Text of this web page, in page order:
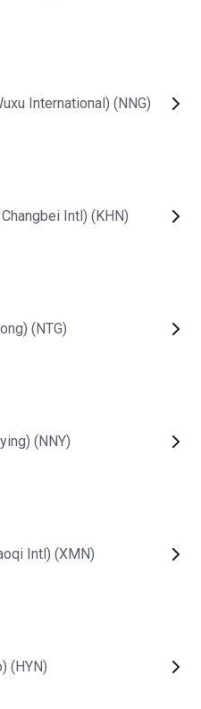
International) (NNG)
Intl) (KHN)
(NTG)
(NNY)
Intl) (XMN)
(HYN)